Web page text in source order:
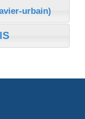
urbain)